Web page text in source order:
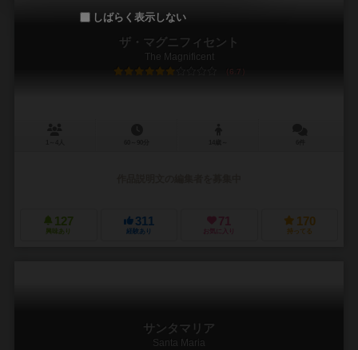
ザ・マグニフィセント
The Magnificent
6.7
127
興味あり
311
経験あり
71
お気に入り
170
持ってる
サンタマリア
Santa Maria
しばらく表示しない